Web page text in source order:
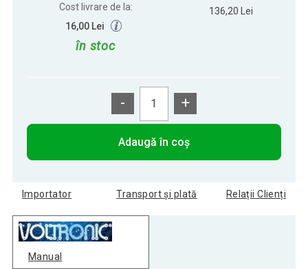
Lumini de Crăciun 5 m, 50 LED-uri, alb
rece, cablu verde
83,20 Lei
Cost livrare de la:
16,00 Lei
în stoc
136,20 Lei
- +
Adaugă în coș
Importator Transport și plată Relații Clienți
Manual